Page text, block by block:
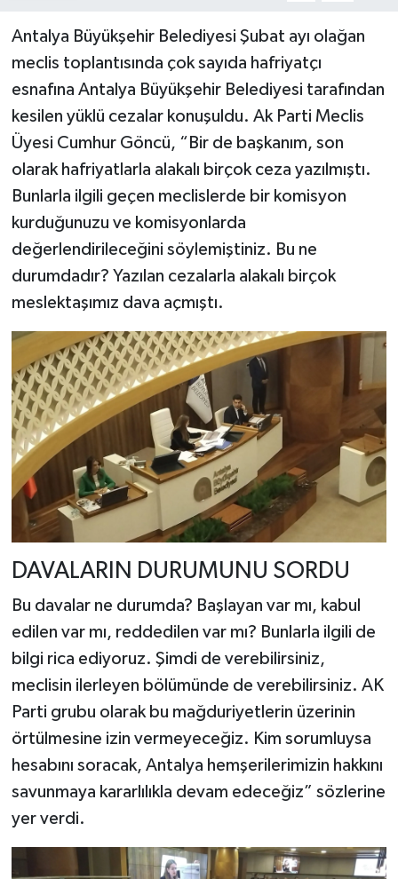
Antalya Büyükşehir Belediyesi Şubat ayı olağan
meclis toplantısında çok sayıda hafriyatçı
esnafına Antalya Büyükşehir Belediyesi tarafından
kesilen yüklü cezalar konuşuldu. Ak Parti Meclis
Üyesi Cumhur Göncü, “Bir de başkanım, son
olarak hafriyatlarla alakalı birçok ceza yazılmıştı.
Bunlarla ilgili geçen meclislerde bir komisyon
kurduğunuzu ve komisyonlarda
değerlendirileceğini söylemiştiniz. Bu ne
durumdadır? Yazılan cezalarla alakalı birçok
meslektaşımız dava açmıştı.
DAVALARIN DURUMUNU SORDU
Bu davalar ne durumda? Başlayan var mı, kabul
edilen var mı, reddedilen var mı? Bunlarla ilgili de
bilgi rica ediyoruz. Şimdi de verebilirsiniz,
meclisin ilerleyen bölümünde de verebilirsiniz. AK
Parti grubu olarak bu mağduriyetlerin üzerinin
örtülmesine izin vermeyeceğiz. Kim sorumluysa
hesabını soracak, Antalya hemşerilerimizin hakkını
savunmaya kararlılıkla devam edeceğiz” sözlerine
yer verdi.